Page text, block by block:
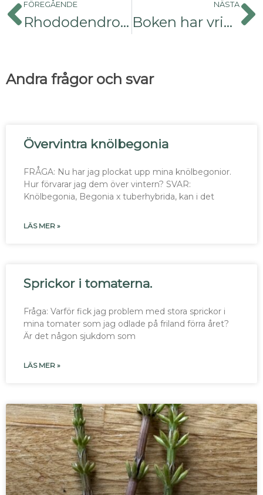
FÖREGÅENDE
Rhododendron på Gotland
NÄSTA
Boken har vriden stam
Andra frågor och svar
Övervintra knölbegonia
FRÅGA: Nu har jag plockat upp mina knölbegonior.
Hur förvarar jag dem över vintern? SVAR:
Knölbegonia, Begonia x tuberhybrida, kan i det
LÄS MER »
Sprickor i tomaterna.
Fråga: Varför fick jag problem med stora sprickor i
mina tomater som jag odlade på friland förra året?
Är det någon sjukdom som
LÄS MER »